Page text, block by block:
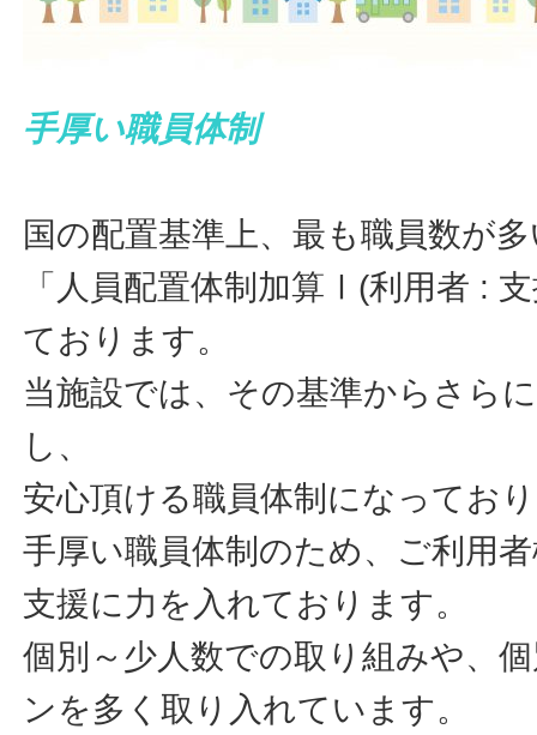
手厚い職員体制
国の配置基準上、最も職員数が
「人員配置体制加算Ⅰ(利用者 :
ております。
当施設では、その基準からさら
し、
安心頂ける職員体制になってお
手厚い職員体制のため、ご利用
支援に力を入れております。
個別～少人数での取り組みや、
ンを多く取り入れています。